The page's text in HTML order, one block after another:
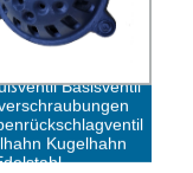
Basisventil
Kugelhahn